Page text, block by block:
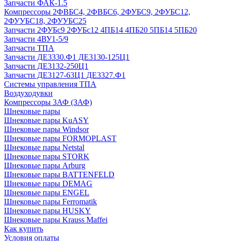
Запчасти ФАК-1.5
Компрессоры 2ФВБС4, 2ФВБС6, 2ФУБС9, 2ФУБС12,
2ФУУБС18, 2ФУУБС25
Запчасти 2ФУБс9 2ФУБс12 4ПБ14 4ПБ20 5ПБ14 5ПБ20
Запчасти 4ВУ1-5/9
Запчасти ТПА
Запчасти ДЕ3330.Ф1 ДЕ3130-125Ц1
Запчасти ДЕ3132-250Ц1
Запчасти ДЕ3127-63Ц1 ДЕ3327.Ф1
Системы управления ТПА
Воздуходувки
Компрессоры 3АФ (ЗАФ)
Шнековые пары
Шнековые пары KuASY
Шнековые пары Windsor
Шнековые пары FORMOPLAST
Шнековые пары Netstal
Шнековые пары STORK
Шнековые пары Arburg
Шнековые пары BATTENFELD
Шнековые пары DEMAG
Шнековые пары ENGEL
Шнековые пары Ferromatik
Шнековые пары HUSKY
Шнековые пары Krauss Maffei
Как купить
Условия оплаты